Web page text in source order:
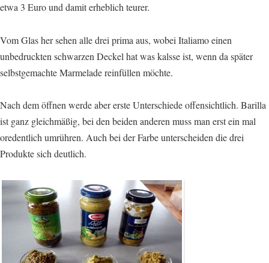
etwa 3 Euro und damit erheblich teurer.
Vom Glas her sehen alle drei prima aus, wobei Italiamo einen
unbedruckten schwarzen Deckel hat was kalsse ist, wenn da später
selbstgemachte Marmelade reinfüllen möchte.
Nach dem öffnen werde aber erste Unterschiede offensichtlich. Barilla
ist ganz gleichmäßig, bei den beiden anderen muss man erst ein mal
oredentlich umrühren. Auch bei der Farbe unterscheiden die drei
Produkte sich deutlich.